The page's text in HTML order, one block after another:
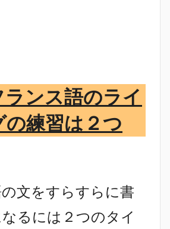
ンス語のライ
の練習は２つ
文をすらすらに書
るには２つのタイ